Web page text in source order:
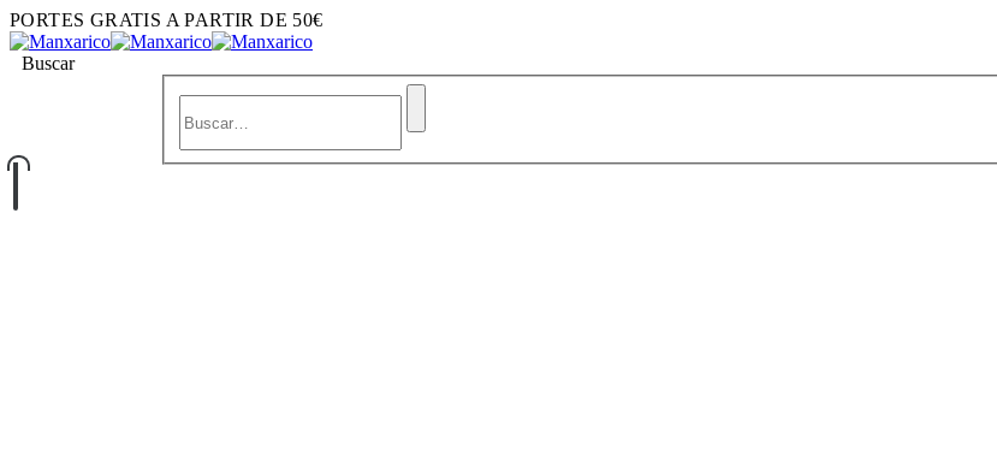
PORTES GRATIS A PARTIR DE 50€
Buscar